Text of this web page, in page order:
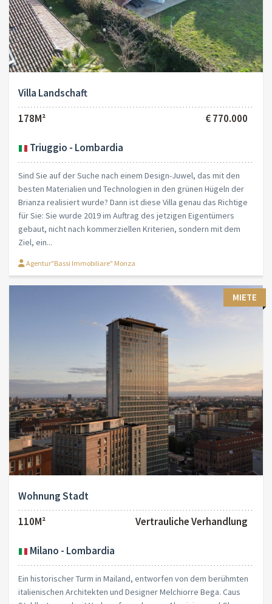
Villa Landschaft
178M²
€ 770.000
Triuggio - Lombardia
Sind Sie auf der Suche nach einem Design-Juwel, das mit den
besten Materialien und Technologien in den grünen Hügeln der
Brianza realisiert wurde? Dann ist diese Villa genau das Richtige
für Sie: Sie wurde 2019 im Auftrag des jetzigen Eigentümers
gebaut, nicht nach kommerziellen Kriterien, sondern mit dem
Ziel, ein...
Agentur"Bassi Immobiliare" Monza
MIETE
Wohnung Stadt
110M²
Vertrauliche Verhandlung
Milano - Lombardia
Ein historischer Turm in Mailand, entworfen von dem berühmten
italienischen Architekten und Designer Melchiorre Bega. Caus